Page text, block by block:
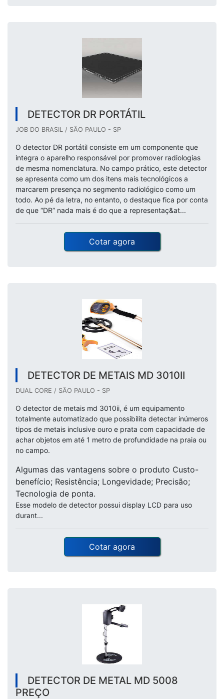
DETECTOR DR PORTÁTIL
JOB DO BRASIL / SÃO PAULO - SP
O detector DR portátil consiste em um componente que
integra o aparelho responsável por promover radiologias
de mesma nomenclatura. No campo prático, este detector
se apresenta como um dos itens mais tecnológicos a
marcarem presença no segmento radiológico como um
todo. Ao pé da letra, no entanto, o destaque fica por conta
de que “DR” nada mais é do que a representaç&at...
Cotar agora
DETECTOR DE METAIS MD 3010II
DUAL CORE / SÃO PAULO - SP
O detector de metais md 3010ii, é um equipamento
totalmente automatizado que possibilita detectar inúmeros
tipos de metais inclusive ouro e prata com capacidade de
achar objetos em até 1 metro de profundidade na praia ou
no campo.
Algumas das vantagens sobre o produto Custo-
benefício; Resistência; Longevidade; Precisão;
Tecnologia de ponta.
Esse modelo de detector possui display LCD para uso
durant...
Cotar agora
DETECTOR DE METAL MD 5008
PREÇO